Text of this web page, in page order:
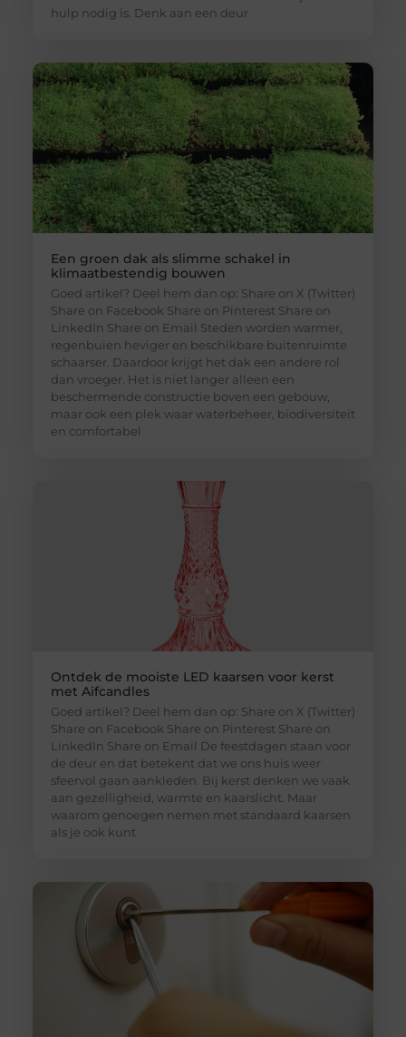
hulp nodig is. Denk aan een deur
Een groen dak als slimme schakel in
klimaatbestendig bouwen
Goed artikel? Deel hem dan op: Share on X (Twitter)
Share on Facebook Share on Pinterest Share on
LinkedIn Share on Email Steden worden warmer,
regenbuien heviger en beschikbare buitenruimte
schaarser. Daardoor krijgt het dak een andere rol
dan vroeger. Het is niet langer alleen een
beschermende constructie boven een gebouw,
maar ook een plek waar waterbeheer, biodiversiteit
en comfortabel
Ontdek de mooiste LED kaarsen voor kerst
met Aifcandles
Goed artikel? Deel hem dan op: Share on X (Twitter)
Share on Facebook Share on Pinterest Share on
LinkedIn Share on Email De feestdagen staan voor
de deur en dat betekent dat we ons huis weer
sfeervol gaan aankleden. Bij kerst denken we vaak
aan gezelligheid, warmte en kaarslicht. Maar
waarom genoegen nemen met standaard kaarsen
als je ook kunt